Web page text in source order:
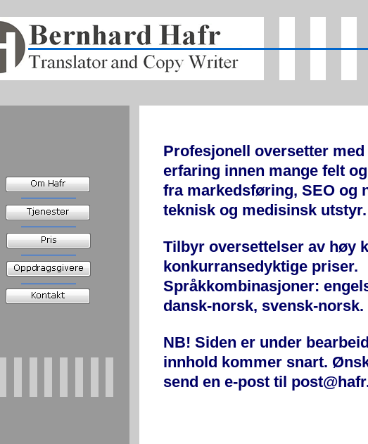
Profesjonell oversetter
erfaring innen mange felt
fra markedsføring, SEO og
teknisk og medisinsk utstyr.
Tilbyr oversettelser av høy
konkurransedyktige priser.
Språkkombinasjoner:
dansk-norsk, svensk-norsk.
NB! Siden er under
innhold kommer snart.
send en e-post til